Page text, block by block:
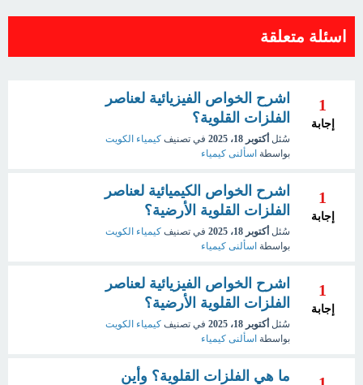
اسئلة متعلقة
1
إجابة
اشرح الخواص الفيزيائية لعناصر
الفلزات القلوية؟
سُئل أكتوبر 18، 2025 في تصنيف كيمياء الكويت
بواسطة اسألنى كيمياء
1
إجابة
اشرح الخواص الكيميائية لعناصر
الفلزات القلوية الأرضية؟
سُئل أكتوبر 18، 2025 في تصنيف كيمياء الكويت
بواسطة اسألنى كيمياء
1
إجابة
اشرح الخواص الفيزيائية لعناصر
الفلزات القلوية الأرضية؟
سُئل أكتوبر 18، 2025 في تصنيف كيمياء الكويت
بواسطة اسألنى كيمياء
ما هي الفلزات القلوية؟ وأين